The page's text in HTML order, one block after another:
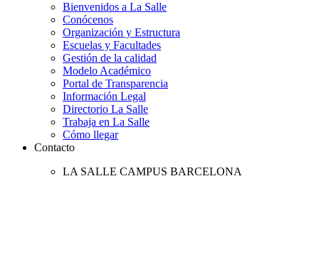
Bienvenidos a La Salle
Conócenos
Organización y Estructura
Escuelas y Facultades
Gestión de la calidad
Modelo Académico
Portal de Transparencia
Información Legal
Directorio La Salle
Trabaja en La Salle
Cómo llegar
Contacto
LA SALLE CAMPUS BARCELONA